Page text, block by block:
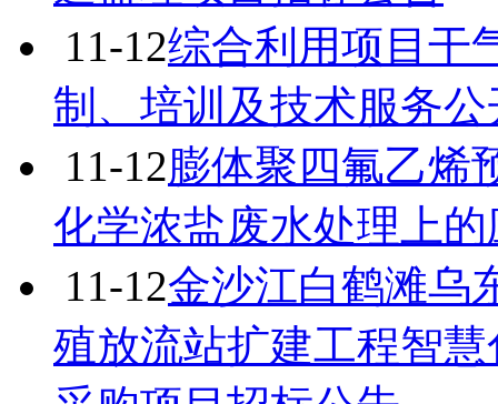
11-12综合利用项目干
制、培训及技术服务
11-12膨体聚四氟乙烯
化学浓盐废水处理上
11-12金沙江白鹤滩乌
殖放流站扩建工程智